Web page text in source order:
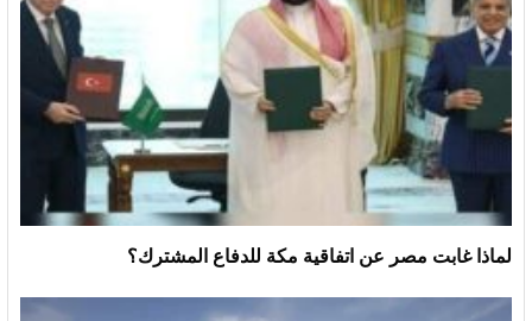
لماذا غابت مصر عن اتفاقية مكة للدفاع المشترك؟